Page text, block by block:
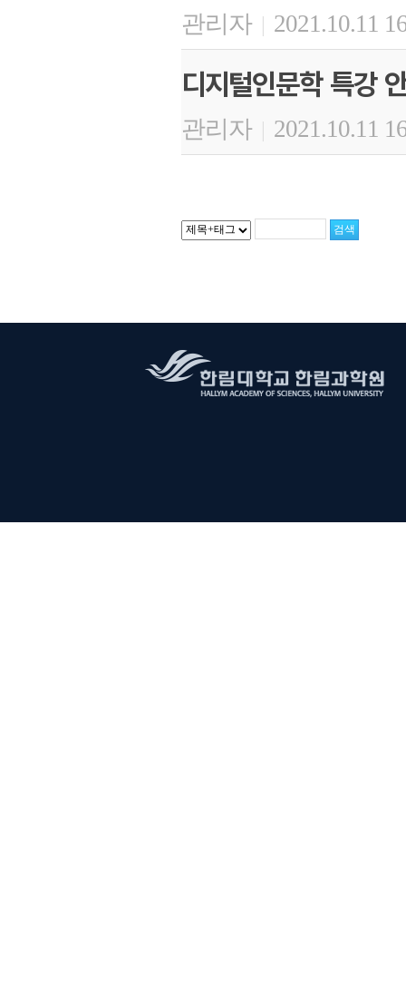
관리자 | 2021.10.11
디지털인문학 특강
관리자 | 2021.10.11